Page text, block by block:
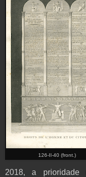
126-II-40 (front.)
2018, a prioridade